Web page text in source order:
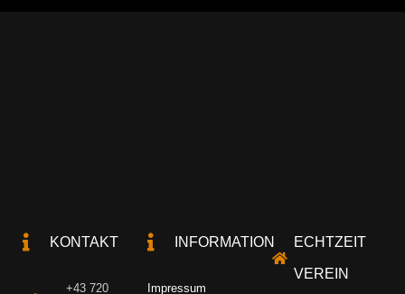
KONTAKT
+43 720
INFORMATION
Impressum
ECHTZEIT
VEREIN